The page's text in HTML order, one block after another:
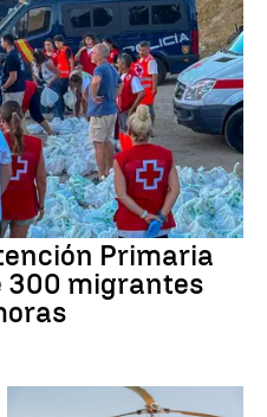
Primaria
300 migrantes